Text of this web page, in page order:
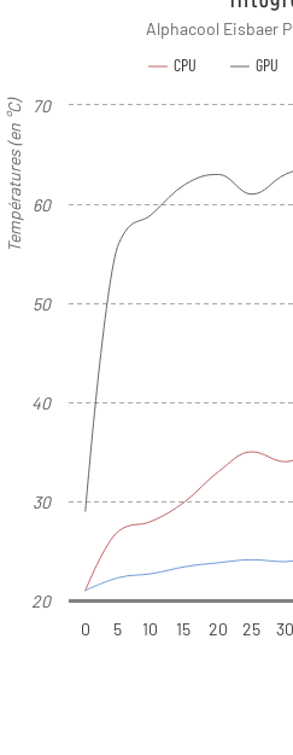
Températures (en °C)
Alphacool Eisbaer
CPU
GPU
20
30
40
50
60
70
0 5 10 15 20 25 30